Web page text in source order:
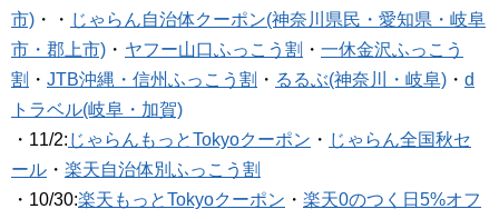
市) ・・ じゃらん自治体クーポン(神奈川県民・愛知県・岐阜
市・郡上市) ・ ヤフー山口ふっこう割 ・ 一休金沢ふっこう
割 ・ JTB沖縄・信州ふっこう割 ・ るるぶ(神奈川・岐阜) ・ d
トラベル(岐阜・加賀)
・11/2: じゃらんもっとTokyoクーポン ・ じゃらん全国秋セ
ール ・ 楽天自治体別ふっこう割
・10/30:楽天もっとTokyoクーポン ・ 楽天0のつく日5%オフ